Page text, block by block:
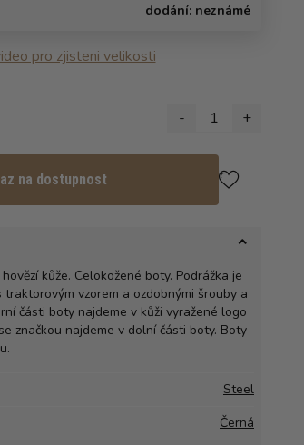
dodání: neznámé
pro zjisteni velikosti
- 1 +
na dostupnost
kůže. Celokožené boty. Podrážka je
vzorem a ozdobnými šrouby a
části boty najdeme v kůži vyražené logo
značkou najdeme v dolní části boty. Boty
Steel
Černá